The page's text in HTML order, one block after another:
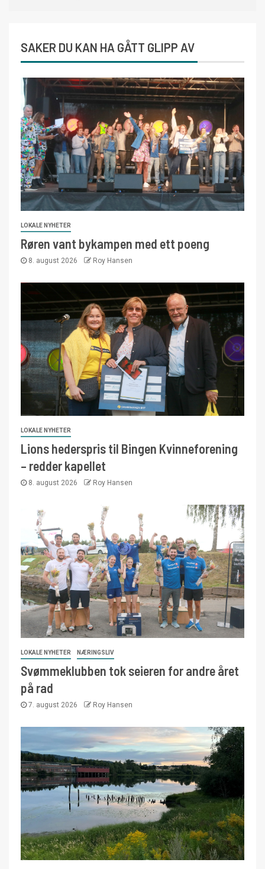
SAKER DU KAN HA GÅTT GLIPP AV
LOKALE NYHETER
Røren vant bykampen med ett poeng
8. august 2026 Roy Hansen
LOKALE NYHETER
Lions hederspris til Bingen Kvinneforening
– redder kapellet
8. august 2026 Roy Hansen
LOKALE NYHETER NÆRINGSLIV
Svømmeklubben tok seieren for andre året
på rad
7. august 2026 Roy Hansen